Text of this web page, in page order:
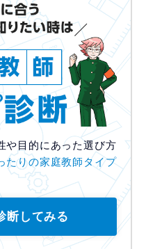
や目的にあった選び方
たりの家庭教師タイプ
断してみる